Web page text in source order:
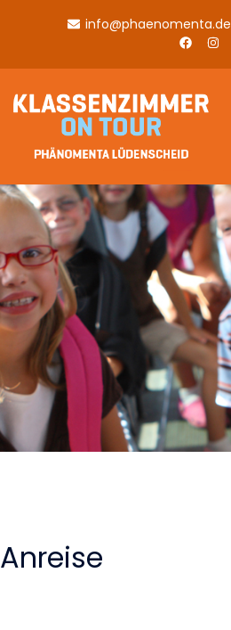
info@phaenomenta.de
Anreise